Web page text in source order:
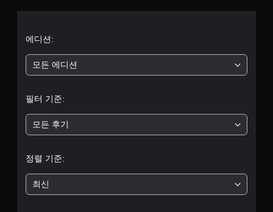
개
중
평
4
.
에디션:
모든 에디션
필터 기준:
모든 후기
정렬 기준:
최신